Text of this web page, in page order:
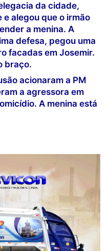
da cidade,
alegou que o irmão
a menina. A
defesa, pegou uma
facadas em Josemir.
braço.
acionaram a PM
a agressora em
A menina está